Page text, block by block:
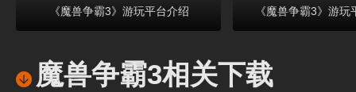
《魔兽争霸3》游玩平台介绍 《魔兽争霸3》游
魔兽争霸3相关下载